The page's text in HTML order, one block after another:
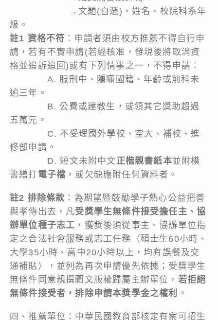
→文題(自選)、姓名、校院科系年
級。
註1 資格不符 ：申請者須由校方推薦不得自行申
請，若有不實申請(若經核准，發現後將取消資
格並追訴追回)或有下列情事之一，不得申請：
A. 服刑中、隱瞞國籍、年齡或前科未
逾三年。
B. 公費或建教生，或領其它獎助超過
五萬元。
C. 不受理國外學校、空大、補校、進
修部申請。
D. 短文未附中文 正楷親書紙本並附橫
書繕打電子檔 ，或欠缺應附任何資料者。
註2 排除條款 ：為期望暨鼓勵學子熱心公益把善
與孝傳出去，凡受獎學生無條件接受擔任主、協
辦單位種子志工 ，獲獎後須從事主、協辦單位指
定之合法社會服務或志工任務（碩士生60小時、
大學35小時、高中20小時以上，均有誤餐及交
通補貼），並列為再次申請優先依據；受獎學生
無條件同意親撰圖文版權歸屬主辦單位， 若拒絕
無條件接受者，排除申請本獎學金之權利
。
四、推薦單位：中華民國教育部核定有案可招生